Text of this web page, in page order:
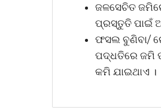
ଜଳସେଚିତ
ପ୍ରସ୍ତୁତି ପାଇଁ
ଫସଲ ବୁଣିବା/
ପଦ୍ଧତିରେ ଜମି
କମି ଯାଇଥାଏ ।